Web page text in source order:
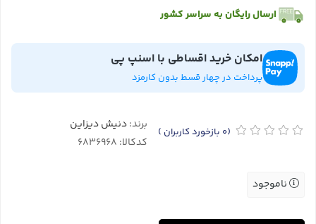
ارسال رایگان به سراسر کشور
امکان خرید اقساطی با اسنپ پی
پرداخت در چهار قسط بدون کارمزد
(0 بازخورد کاربران ) برند:دنیش دیزاین
کدکالا:
ناموجود